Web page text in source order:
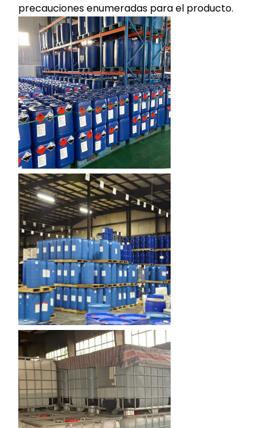
precauciones enumeradas para el producto.